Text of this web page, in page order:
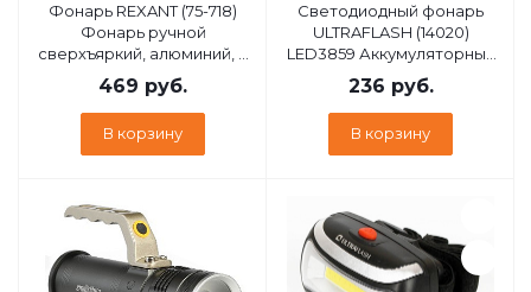
Фонарь REXANT (75-718)
Фонарь ручной
сверхъяркий, алюминий, 3
х ААА
469 руб.
В корзину
Светодиодный фонарь
ULTRAFLASH (14020)
LED3859 Аккумуляторный
фонарь черный
236 руб.
В корзину